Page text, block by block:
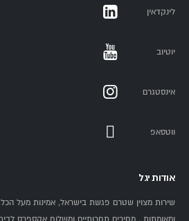
לינקדאין
יוטיוב
אינסטגרם
ווטסאפ
אודות יגל
שירות מצוין שטרם פגשת בישראל, אמינות מעל